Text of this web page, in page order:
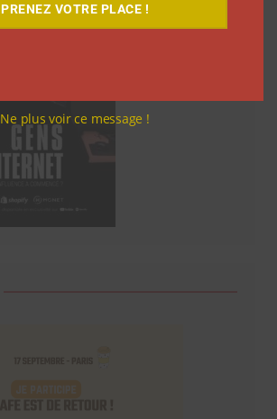
PRENEZ VOTRE PLACE !
Ne plus voir ce message !